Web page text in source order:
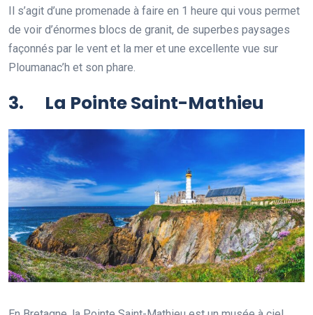
Il s’agit d’une promenade à faire en 1 heure qui vous permet
de voir d’énormes blocs de granit, de superbes paysages
façonnés par le vent et la mer et une excellente vue sur
Ploumanac’h et son phare.
3. La Pointe Saint-Mathieu